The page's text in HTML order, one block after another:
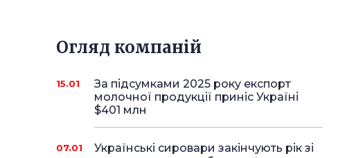
Огляд компаній
15.01
За підсумками 2025 року експорт
молочної продукції приніс Україні
$401 млн
07.01
Українські сировари закінчують рік зі